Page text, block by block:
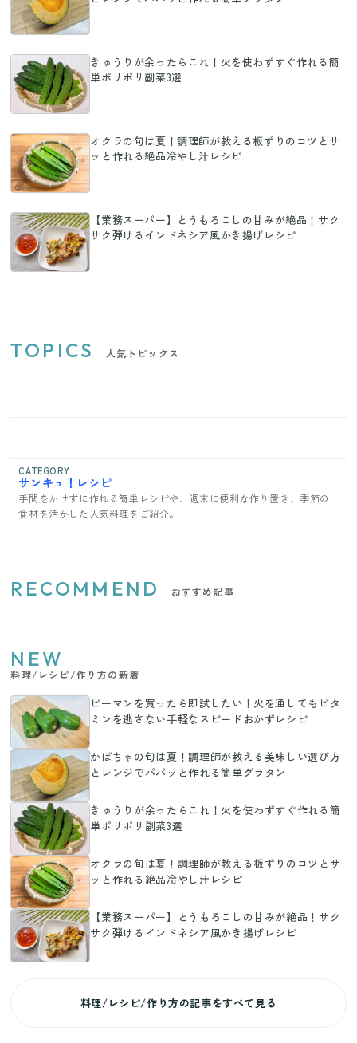
きゅうりが余ったらこれ！火を使わずすぐ作れる簡
単ポリポリ副菜3選
オクラの旬は夏！調理師が教える板ずりのコツとサ
ッと作れる絶品冷やし汁レシピ
【業務スーパー】とうもろこしの甘みが絶品！サク
サク弾けるインドネシア風かき揚げレシピ
TOPICS 人気トピックス
CATEGORY
サンキュ！レシピ
手間をかけずに作れる簡単レシピや、週末に便利な作り置き、季節の
食材を活かした人気料理をご紹介。
RECOMMEND おすすめ記事
NEW
料理/レシピ/作り方の新着
ピーマンを買ったら即試したい！火を通してもビタ
ミンを逃さない手軽なスピードおかずレシピ
かぼちゃの旬は夏！調理師が教える美味しい選び方
とレンジでパパッと作れる簡単グラタン
きゅうりが余ったらこれ！火を使わずすぐ作れる簡
単ポリポリ副菜3選
オクラの旬は夏！調理師が教える板ずりのコツとサ
ッと作れる絶品冷やし汁レシピ
【業務スーパー】とうもろこしの甘みが絶品！サク
サク弾けるインドネシア風かき揚げレシピ
料理/レシピ/作り方の記事をすべて見る